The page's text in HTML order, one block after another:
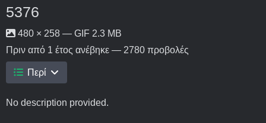
5376
480 × 258 — GIF 2.3 MB
Πριν από 1 έτος ανέβηκε — 2780 προβολές
Περί
No description provided.